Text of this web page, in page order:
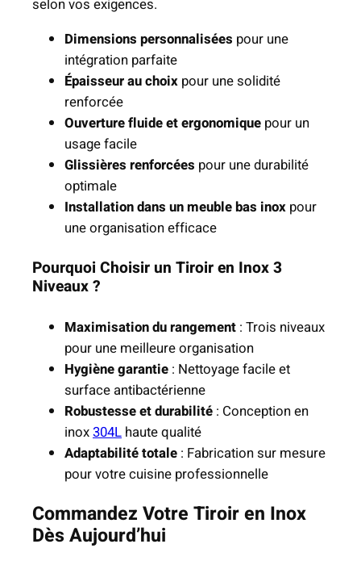
x
selon vos exigences.
Dimensions personnalisées pour une
intégration parfaite
Épaisseur au choix pour une solidité
renforcée
Ouverture fluide et ergonomique pour un
usage facile
Glissières renforcées pour une durabilité
optimale
Installation dans un meuble bas inox pour
une organisation efficace
Pourquoi Choisir un Tiroir en Inox 3
Niveaux ?
Maximisation du rangement : Trois niveaux
pour une meilleure organisation
Hygiène garantie : Nettoyage facile et
surface antibactérienne
Robustesse et durabilité : Conception en
inox304L haute qualité
Adaptabilité totale : Fabrication sur mesure
pour votre cuisine professionnelle
Commandez Votre Tiroir en Inox
Dès Aujourd’hui